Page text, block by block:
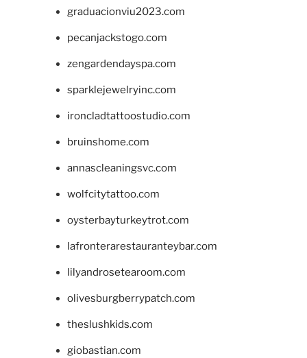
graduacionviu2023.com
pecanjackstogo.com
zengardendayspa.com
sparklejewelryinc.com
ironcladtattoostudio.com
bruinshome.com
annascleaningsvc.com
wolfcitytattoo.com
oysterbayturkeytrot.com
lafronterarestauranteybar.com
lilyandrosetearoom.com
olivesburgberrypatch.com
theslushkids.com
giobastian.com